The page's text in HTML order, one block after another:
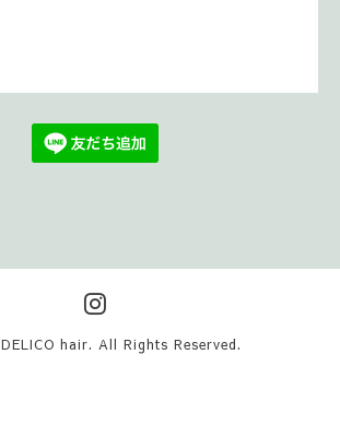
DELICO hair. All Rights Reserved.